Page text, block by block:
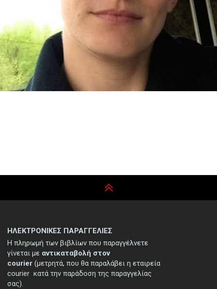
ΗΛΕΚΤΡΟΝΙΚΕΣ ΠΑΡΑΓΓΕΛΙΕΣ
Η πληρωμή των βιβλίων που παραγγέλνετε
γίνεται με αντικαταβολή στον
courier (μετρητά, που θα παραλάβει η εταιρεία
courier κατά την παράδοση της παραγγελίας
σας).